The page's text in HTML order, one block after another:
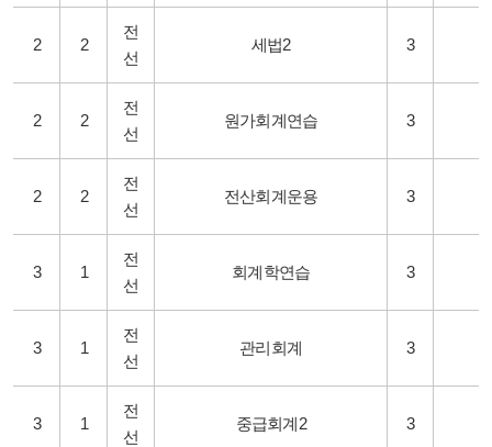
2 2
전
선
세법2 3
2 2
전
선
원가회계연습 3
2 2
전
선
전산회계운용 3
3 1
전
선
회계학연습 3
3 1
전
선
관리회계 3
3 1
전
선
중급회계2 3